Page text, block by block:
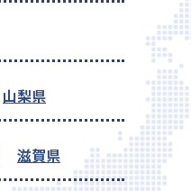
山梨県
滋賀県